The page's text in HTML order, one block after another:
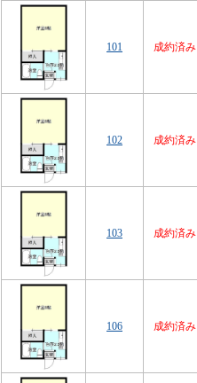
101 成約済み
102 成約済み
103 成約済み
106 成約済み